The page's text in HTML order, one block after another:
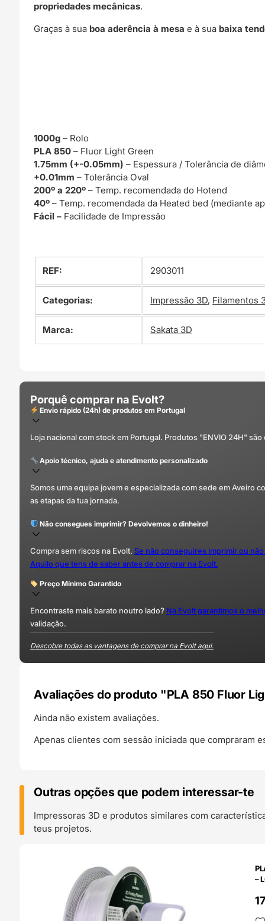
propriedades mecânicas.
Graças à sua boa aderência à mesa e à sua baixa
1000g – Rolo
PLA 850– Fluor Light Green
1.75mm (+-0.05mm)– Espessura / Tolerância de
+0.01mm– Tolerância Oval
200º a 220º– Temp. recomendada do Hotend
40º– Temp. recomendada da Heated bed (mediante
Fácil – Facilidade de Impressão
REF: 2903011
Categorias: Impressão 3D, Filamentos
Marca: Sakata 3D
Porquê comprar na Evolt?
Envio rápido (24h) de produtos em Portugal
Loja nacional com stock em Portugal. Produtos "ENVIO 24H"
Apoio técnico, ajuda e atendimento personalizado
Somos uma equipa jovem e especializada com sede em Aveiro
as etapas da tua jornada.
Não consegues imprimir? Devolvemos o dinheiro!
Compra sem riscos na Evolt. Se não conseguires imprimir ou
Aquilo que tens de saber antes de comprar na Evolt.
Preço Mínimo Garantido
Encontraste mais barato noutro lado? Na Evolt garantimos o
validação.
Descobre todas as vantagens de comprar na Evolt aqui.
Avaliações do produto "PLA 850 Fluor
Ainda não existem avaliações.
Apenas clientes com sessão iniciada que compraram
Outras opções que podem interessar-te
Impressoras 3D e produtos similares com
teus projetos.
–